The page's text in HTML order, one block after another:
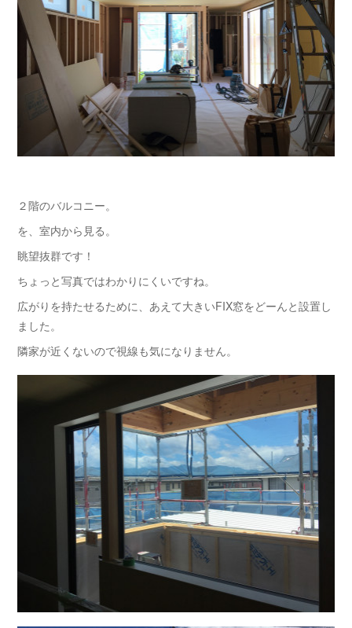
２階のバルコニー。
を、室内から見る。
眺望抜群です！
ちょっと写真ではわかりにくいですね。
広がりを持たせるために、あえて大きいFIX窓をどーんと設置し
ました。
隣家が近くないので視線も気になりません。